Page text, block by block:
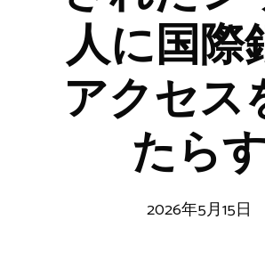
人に国際
アクセス
たらす
2026年5月15日